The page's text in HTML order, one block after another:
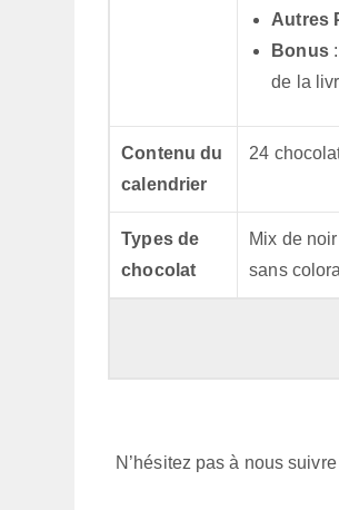
Autres
Bonus:
de la
Contenu du
calendrier
24
Types de
chocolat
Mix de
sans
N’hésitez pas à nous